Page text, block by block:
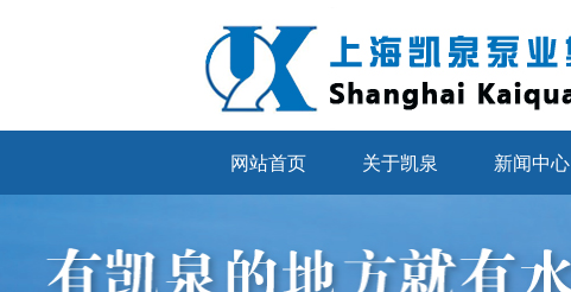
网站首页 关于凯泉 新闻中心